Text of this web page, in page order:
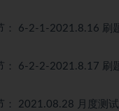
： 6-2-1-2021.8.16 刷
： 6-2-2-2021.8.17 刷
： 2021.08.28 月度测